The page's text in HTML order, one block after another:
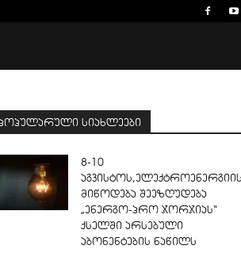
სიახლეები
8-10
აგვისტოს,ელექტროენერგიის
მიწოდება შეეზღუდება
„ენერგო-პრო ჯორჯიას“
ქსელში არსებული
აბონენტების ნაწილს